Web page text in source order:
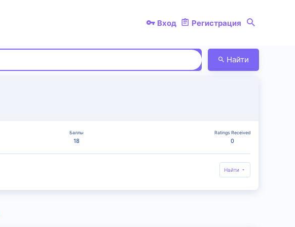
Вход Регистрация
Найти
Баллы
18
Ratings Received
0
Найти